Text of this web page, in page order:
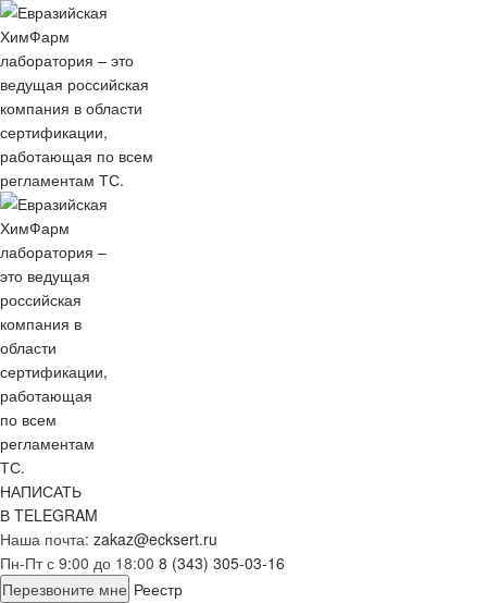
НАПИСАТЬ
В TELEGRAM
Наша почта: zakaz@ecksert.ru
Пн-Пт с 9:00 до 18:00 8 (343) 305-03-16
Перезвоните мне Реестр